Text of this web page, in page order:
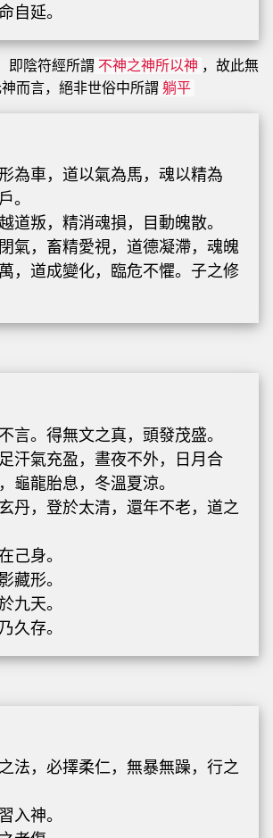
自延。
即陰符經所謂 不神之神所以神 ，故此無
而言，絕非世俗中所謂 躺平
為車，道以氣為馬，魂以精為
。
道叛，精消魂損，目動魄散。
氣，畜精愛視，道德凝滯，魂魄
，道成變化，臨危不懼。子之修
言。得無文之真，頭發茂盛。
汗氣充盈，晝夜不外，日月合
龜龍胎息，冬溫夏涼。
丹，登於太清，還年不老，道之
己身。
藏形。
九天。
久存。
法，必擇柔仁，無暴無躁，行之
入神。